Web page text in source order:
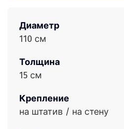
Диаметр
110 см
Толщина
15 см
Крепление
на штатив / на стену